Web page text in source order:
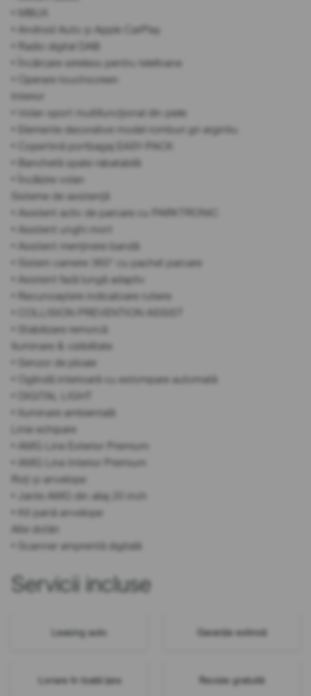
• MBUX
• Android Auto și Apple CarPlay
• Radio digital DAB
• Încărcare wireless pentru telefoane
• Operare touchscreen
Interior
• Volan sport multifuncțional din piele
• Elemente decorative model romburi gri argintiu
• Copertină portbagaj EASY-PACK
• Banchetă spate rabatabilă
• Încălzire volan
Sisteme de asistență
• Asistent activ de parcare cu PARKTRONIC
• Asistent unghi mort
• Asistent menținere bandă
• Sistem camere 360° cu pachet parcare
• Asistent fază lungă adaptiv
• Recunoaștere indicatoare rutiere
• COLLISION PREVENTION ASSIST
• Stabilizare remorcă
Iluminare & vizibilitate
• Senzor de ploaie
• Oglindă interioară cu estompare automată
• DIGITAL LIGHT
• Iluminare ambientală
Linie echipare
• AMG Line Exterior Premium
• AMG Line Interior Premium
Roți și anvelope
• Jante AMG din aliaj 20 inch
• Kit pană anvelope
Alte dotări
• Scanner amprentă digitală
Servicii incluse
Leasing auto Garanție extinsă
Livrare în toată țara Revizie gratuită